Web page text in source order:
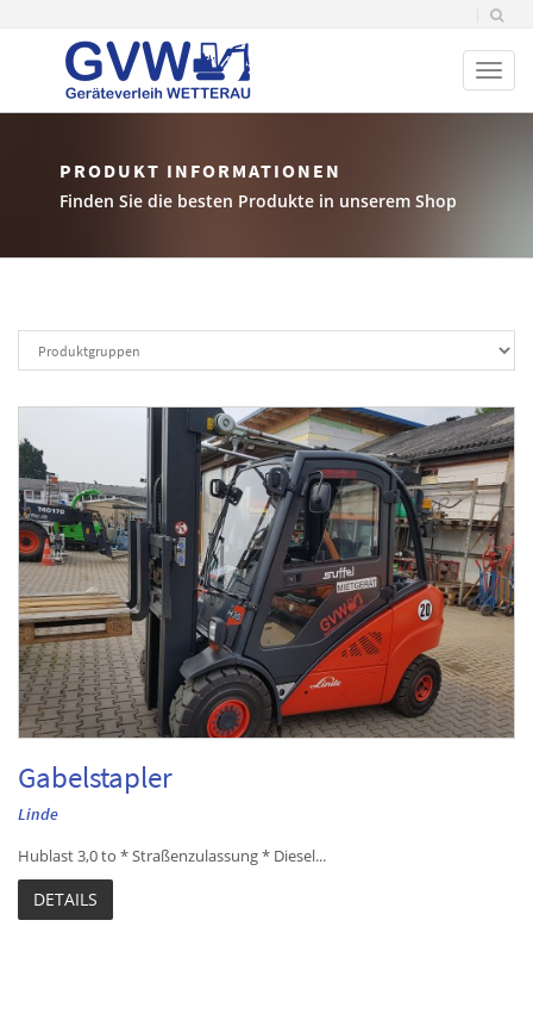
PRODUKT INFORMATIONEN
Finden Sie die besten Produkte in unserem Shop
Gabelstapler
Linde
Hublast 3,0 to * Straßenzulassung * Diesel...
DETAILS